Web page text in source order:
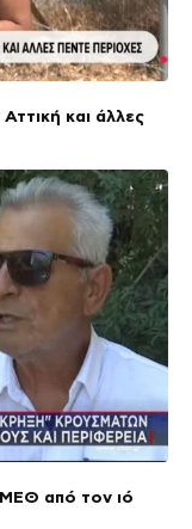
και άλλες
ΜΕΘ από τον ιό